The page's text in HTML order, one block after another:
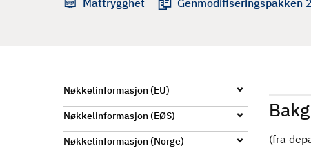
Mattrygghet Genmodifiseringspakken
Nøkkelinformasjon (EU)
Nøkkelinformasjon (EØS)
Nøkkelinformasjon (Norge) (fra